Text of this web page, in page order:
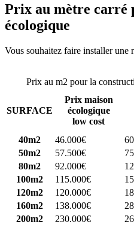
Prix au mètre carré
écologique
Vous souhaitez faire installer une
Prix au m2 pour la
SURFACE
Prix maison
écologique
low cost
40m2
46.000€
50m2
57.500€
80m2
92.000€
100m2
115.000€
120m2
120.000€
160m2
138.000€
200m2
230.000€